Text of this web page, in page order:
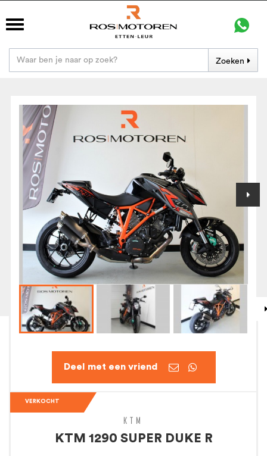
Zoeken
 
VERKOCHT
KTM
KTM 1290 SUPER DUKE R